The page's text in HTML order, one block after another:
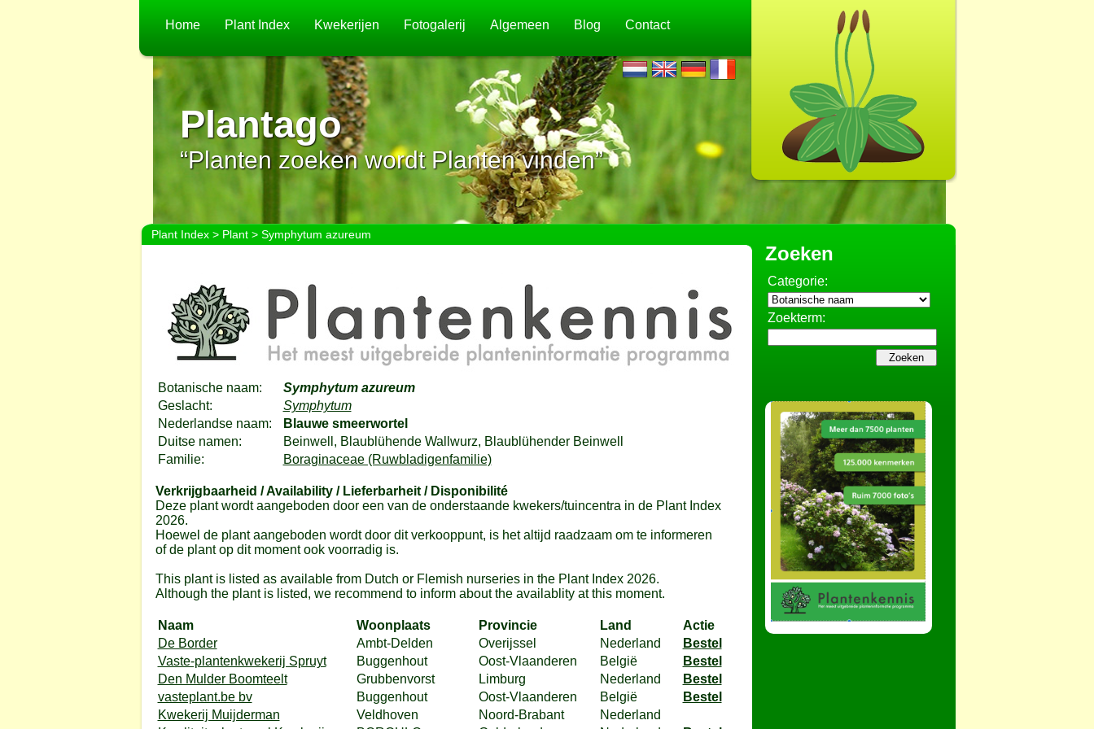
Home Plant Index Kwekerijen Fotogalerij Algemeen Blog Contact
Plantago
“Planten zoeken wordt Planten vinden”
Plant Index> Plant> Symphytum azureum
Botanische naam:
Symphytum azureum
Geslacht:
Symphytum
Nederlandse naam:
Blauwe smeerwortel
Duitse namen:
Beinwell, Blaublühende Wallwurz, Blaublühender Beinwell
Familie:
Boraginaceae (Ruwbladigenfamilie)
Verkrijgbaarheid / Availability / Lieferbarheit / Disponibilité
Deze plant wordt aangeboden door een van de onderstaande kwekers/tuincentra in de Plant Index
2026.
Hoewel de plant aangeboden wordt door dit verkooppunt, is het altijd raadzaam om te informeren
of de plant op dit moment ook voorradig is.
This plant is listed as available from Dutch or Flemish nurseries in the Plant Index 2026.
Although the plant is listed, we recommend to inform about the availablity at this moment.
Naam Woonplaats Provincie Land
Actie
De Border
Ambt-Delden Overijssel Nederland
Bestel
Vaste-plantenkwekerij Spruyt
Buggenhout Oost-Vlaanderen België
Bestel
Den Mulder Boomteelt
Grubbenvorst Limburg Nederland
Bestel
vasteplant.be bv
Buggenhout Oost-Vlaanderen België
Bestel
Kwekerij Muijderman
Veldhoven Noord-Brabant
Nederland
Zoeken
Categorie:
Zoekterm: